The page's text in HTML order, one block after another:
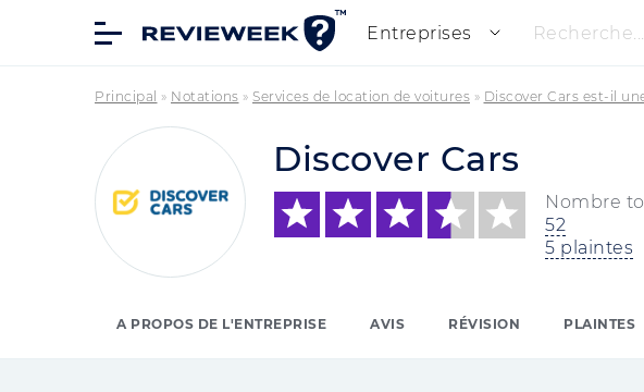
Entreprises Recherche...
Principal » Notations » Services de location de voitures » Discover Cars est-il
Discover Cars
Nombre
52
5 plaintes
A PROPOS DE L'ENTREPRISE AVIS RÉVISION PLAINTES